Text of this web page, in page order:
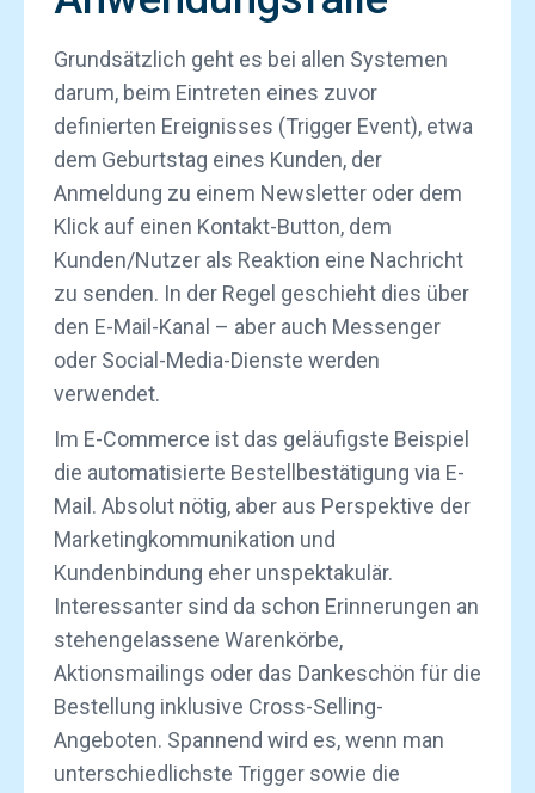
Grundsätzlich geht es bei allen Systemen
darum, beim Eintreten eines zuvor
definierten Ereignisses (Trigger Event), etwa
dem Geburtstag eines Kunden, der
Anmeldung zu einem Newsletter oder dem
Klick auf einen Kontakt-Button, dem
Kunden/Nutzer als Reaktion eine Nachricht
zu senden. In der Regel geschieht dies über
den E-Mail-Kanal – aber auch Messenger
oder Social-Media-Dienste werden
verwendet.
Im E-Commerce ist das geläufigste Beispiel
die automatisierte Bestellbestätigung via E-
Mail. Absolut nötig, aber aus Perspektive der
Marketingkommunikation und
Kundenbindung eher unspektakulär.
Interessanter sind da schon Erinnerungen an
stehengelassene Warenkörbe,
Aktionsmailings oder das Dankeschön für die
Bestellung inklusive Cross-Selling-
Angeboten. Spannend wird es, wenn man
unterschiedlichste Trigger sowie die